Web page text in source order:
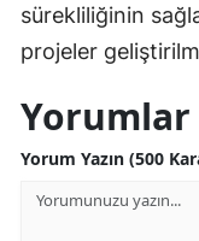
sürekliliğinin
projeler
Yorumlar
Yorum Yazın (500